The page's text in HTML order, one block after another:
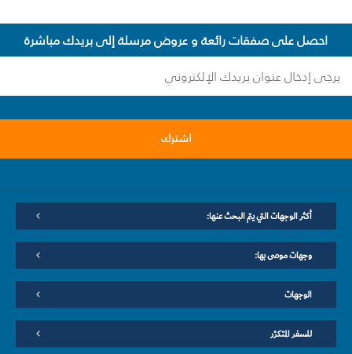
احصل على صفقات رائعة و عروض مرسلة إلى بريدك مباشرة
اشترك
أكثر الوجهات التي يتم البحث عنها:
وجهات موصى بها:
الوجهات
للسفر المتكرّر